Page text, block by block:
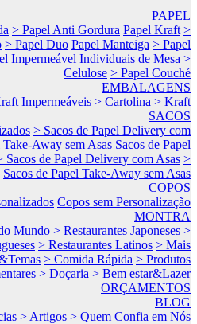
PAPEL
> Papel Anti Gordura Papel Kraft >
> Papel Duo Papel Manteiga > Papel
Impermeável Individuais de Mesa >
Celulose > Papel Couché
EMBALAGENS
Impermeáveis > Cartolina > Kraft
SACOS
> Sacos de Papel Delivery com
Take-Away sem Asas Sacos de Papel
Sacos de Papel Delivery com Asas >
Sacos de Papel Take-Away sem Asas
COPOS
Copos sem Personalização
MONTRA
Mundo > Restaurantes Japoneses >
> Restaurantes Latinos > Mais
> Comida Rápida > Produtos
> Doçaria > Bem estar&Lazer
ORÇAMENTOS
BLOG
> Artigos > Quem Confia em Nós